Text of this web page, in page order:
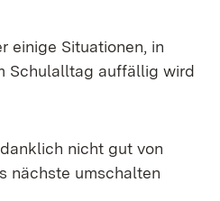
einige Situationen, in
Schulalltag auffällig wird
nicht gut von
nächste umschalten